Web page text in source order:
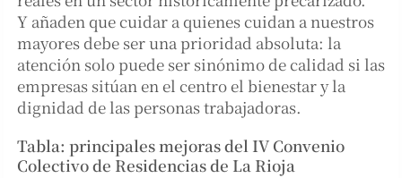
Y añaden que cuidar a quienes cuidan a nuestros
mayores debe ser una prioridad absoluta: la
atención solo puede ser sinónimo de calidad si las
empresas sitúan en el centro el bienestar y la
dignidad de las personas trabajadoras.
Tabla: principales mejoras del IV Convenio
Colectivo de Residencias de La Rioja